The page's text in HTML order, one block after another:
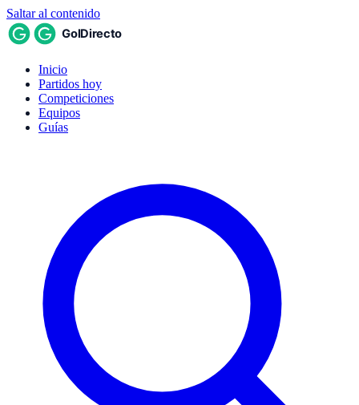
Saltar al contenido
Inicio
Partidos hoy
Competiciones
Equipos
Guías